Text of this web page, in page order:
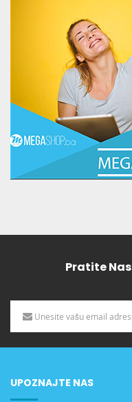
Pratite Nas
UPOZNAJTE NAS